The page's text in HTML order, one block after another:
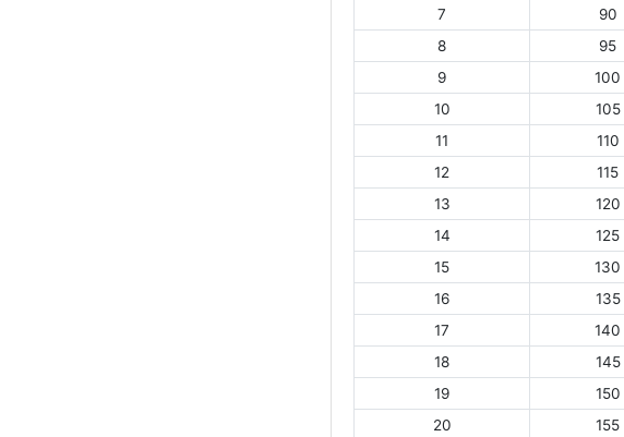
7
90
8
95
9
100
10
105
11
110
12
115
13
120
14
125
15
130
16
135
17
140
18
145
19
150
20
155